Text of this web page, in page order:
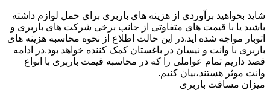
شاید بخواهید برآوردی از هزینه های باربری برای حمل لوازم داشته
باشید یا با قیمت های متفاوتی از جانب برخی شرکت های باربری و
اتوبار مواجه شده اید.در این حالت اطلاع از نحوه محاسبه هزینه های
باربری با وانت و نیسان در باغستان کمک کننده خواهد بود.در ادامه
قصد داریم تمام عواملی را که در محاسبه قیمت باربری با انواع
وانت موثر هستند،بیان کنیم.
میزان مسافت باربری